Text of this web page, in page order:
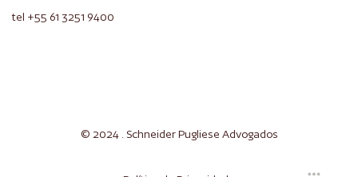
tel +55 61 3251 9400
© 2024 . SchneiderPugliese Advogados